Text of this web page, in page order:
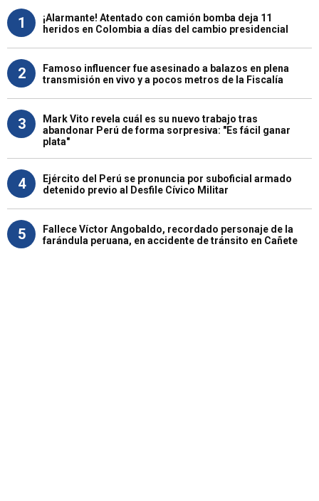
1
¡Alarmante! Atentado con camión bomba deja 11
heridos en Colombia a días del cambio presidencial
2
Famoso influencer fue asesinado a balazos en plena
transmisión en vivo y a pocos metros de la Fiscalía
3
Mark Vito revela cuál es su nuevo trabajo tras
abandonar Perú de forma sorpresiva: "Es fácil ganar
plata"
4
Ejército del Perú se pronuncia por suboficial armado
detenido previo al Desfile Cívico Militar
5
Fallece Víctor Angobaldo, recordado personaje de la
farándula peruana, en accidente de tránsito en Cañete